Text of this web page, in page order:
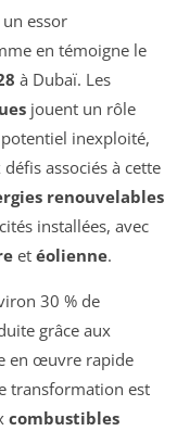
essor
en témoigne le
à Dubaï. Les
jouent un rôle
inexploité,
associés à cette
renouvelables
installées, avec
et éolienne.
30 % de
grâce aux
en œuvre rapide
transformation est
combustibles